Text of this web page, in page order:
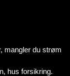
mangler du strøm
hus forsikring.